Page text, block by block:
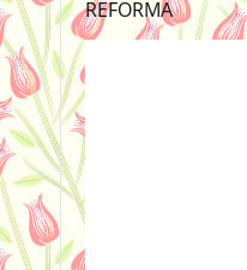
REFORMA